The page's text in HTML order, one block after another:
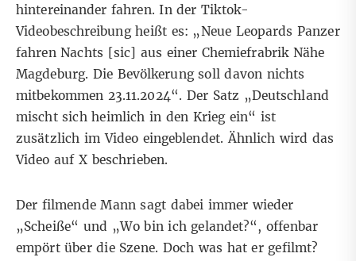
hintereinander fahren. In der Tiktok-
Videobeschreibung heißt es: „Neue Leopards Panzer
fahren Nachts [sic] aus einer Chemiefrabrik Nähe
Magdeburg. Die Bevölkerung soll davon nichts
mitbekommen 23.11.2024“. Der Satz „Deutschland
mischt sich heimlich in den Krieg ein“ ist
zusätzlich im Video eingeblendet. Ähnlich wird das
Video auf X beschrieben.
Der filmende Mann sagt dabei immer wieder
„Scheiße“ und „Wo bin ich gelandet?“, offenbar
empört über die Szene. Doch was hat er gefilmt?